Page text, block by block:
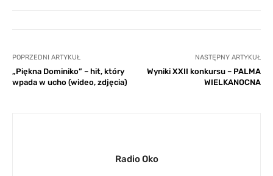
POPRZEDNI ARTYKUŁ
„Piękna Dominiko” – hit, który
wpada w ucho (wideo, zdjęcia)
NASTĘPNY ARTYKUŁ
Wyniki XXII konkursu – PALMA
WIELKANOCNA
Radio Oko